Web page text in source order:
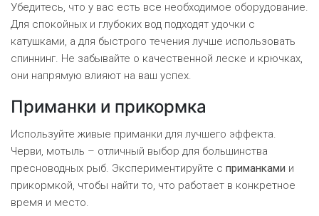
Убедитесь, что у вас есть все необходимое оборудование.
Для спокойных и глубоких вод подходят удочки с
катушками, а для быстрого течения лучше использовать
спиннинг. Не забывайте о качественной леске и крючках,
они напрямую влияют на ваш успех.
Приманки и прикормка
Используйте живые приманки для лучшего эффекта.
Черви, мотыль – отличный выбор для большинства
пресноводных рыб. Экспериментируйте с приманками и
прикормкой, чтобы найти то, что работает в конкретное
время и место.